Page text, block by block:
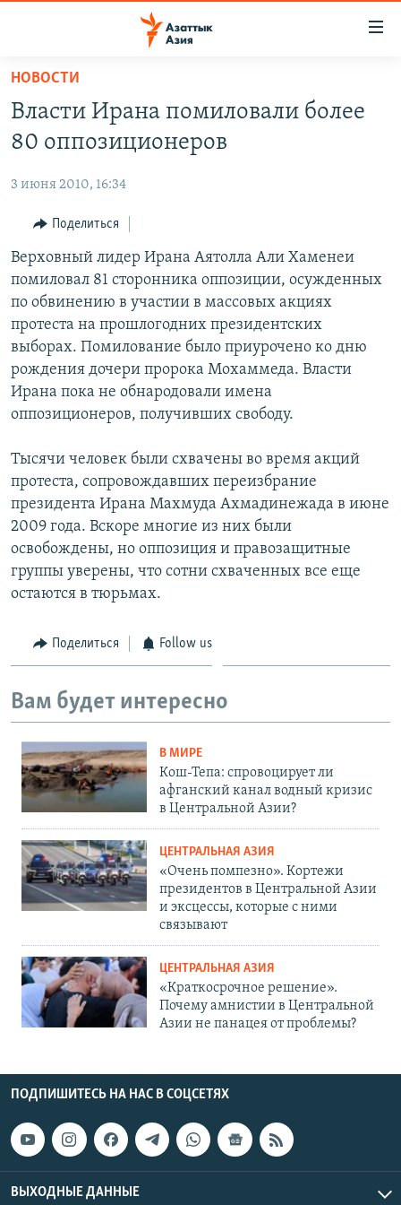
Вернуться
основному
содержанию
навигации
Вернутся
поиску
УЗБЕКИСТАН
ТАДЖИКИСТАН
НА ДРУГИХ ЯЗЫКАХ
ҚАЗАҚША
КЫРГЫЗЧА
ТОҶИКӢ
TÜRKMENÇE
Все сайты РСЕ/РС
НОВОСТИ
Власти Ирана помиловали более
80 оппозиционеров
3 июня 2010, 16:34
Поделиться
Верховный лидер Ирана Аятолла Али Хаменеи
помиловал 81 сторонника оппозиции, осужденных
по обвинению в участии в массовых акциях
протеста на прошлогодних президентских
выборах. Помилование было приурочено ко дню
рождения дочери пророка Мохаммеда. Власти
Ирана пока не обнародовали имена
оппозиционеров, получивших свободу.
Тысячи человек были схвачены во время акций
протеста, сопровождавших переизбрание
президента Ирана Махмуда Ахмадинежада в июне
2009 года. Вскоре многие из них были
освобождены, но оппозиция и правозащитные
группы уверены, что сотни схваченных все еще
остаются в тюрьмах.
Поделиться Follow us
Вам будет интересно
В МИРЕ
Кош-Тепа: спровоцирует ли
афганский канал водный кризис
в Центральной Азии?
ЦЕНТРАЛЬНАЯ АЗИЯ
«Очень помпезно». Кортежи
президентов в Центральной Азии
и эксцессы, которые с ними
связывают
ЦЕНТРАЛЬНАЯ АЗИЯ
«Краткосрочное решение».
Почему амнистии в Центральной
Азии не панацея от проблемы?
ПОДПИШИТЕСЬ НА НАС В СОЦСЕТЯХ
ВЫХОДНЫЕ ДАННЫЕ